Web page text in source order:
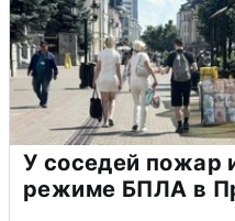
У соседей пожар
режиме БПЛА в